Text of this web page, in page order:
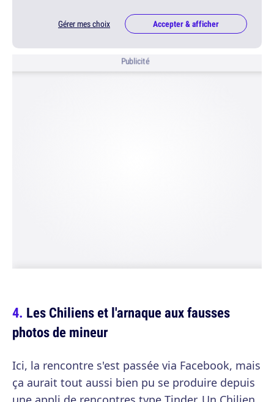
Gérer mes choix Accepter & afficher
Publicité
Les Chiliens et l'arnaque aux fausses
photos de mineur
Ici, la rencontre s'est passée via Facebook, mais
ça aurait tout aussi bien pu se produire depuis